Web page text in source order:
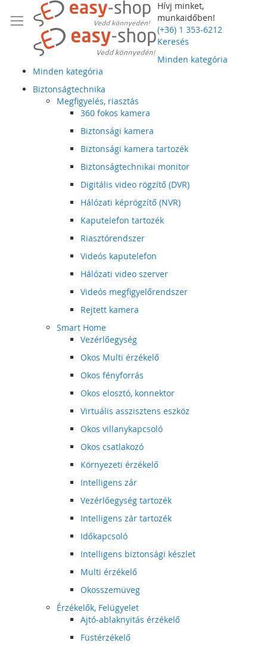
Hívj minket,
munkaidőben!
(+36) 1 353-6212
Keresés
Minden kategória
Minden kategória
Biztonságtechnika
Megfigyelés, riasztás
360 fokos kamera
Biztonsági kamera
Biztonsági kamera tartozék
Biztonságtechnikai monitor
Digitális video rögzítő (DVR)
Hálózati képrögzítő (NVR)
Kaputelefon tartozék
Riasztórendszer
Videós kaputelefon
Hálózati video szerver
Videós megfigyelőrendszer
Rejtett kamera
Smart Home
Vezérlőegység
Okos Multi érzékelő
Okos fényforrás
Okos elosztó, konnektor
Virtuális asszisztens eszköz
Okos villanykapcsoló
Okos csatlakozó
Környezeti érzékelő
Intelligens zár
Vezérlőegység tartozék
Intelligens zár tartozék
Időkapcsoló
Intelligens biztonsági készlet
Multi érzékelő
Okosszemüveg
Érzékelők, Felügyelet
Ajtó-ablaknyitás érzékelő
Füstérzékelő